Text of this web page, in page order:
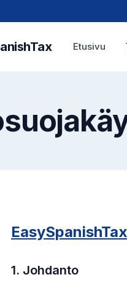
Etusivu
1. Johdanto